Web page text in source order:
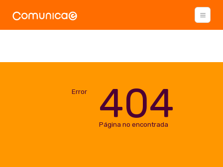
Error 404
Página no encontrada